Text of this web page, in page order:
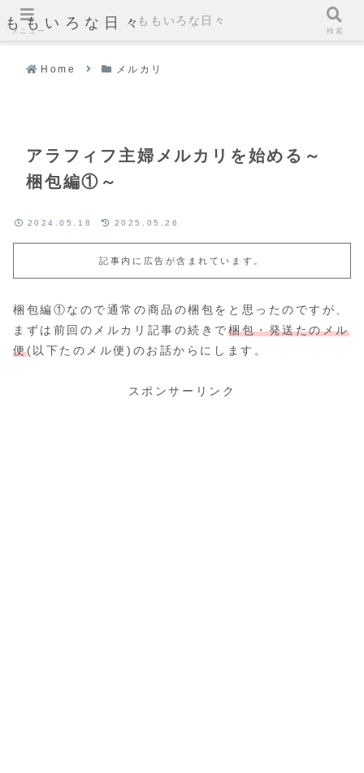
ももいろな日々
Home メルカリ
アラフィフ主婦メルカリを始める～
梱包編①～
2024.05.18 2025.05.26
記事内に広告が含まれています。
梱包編①なので通常の商品の梱包をと思ったのですが、
まずは前回のメルカリ記事の続きで梱包・発送たのメル
便(以下たのメル便)のお話からにします。
スポンサーリンク
メニュー
ももいろな日々
検索